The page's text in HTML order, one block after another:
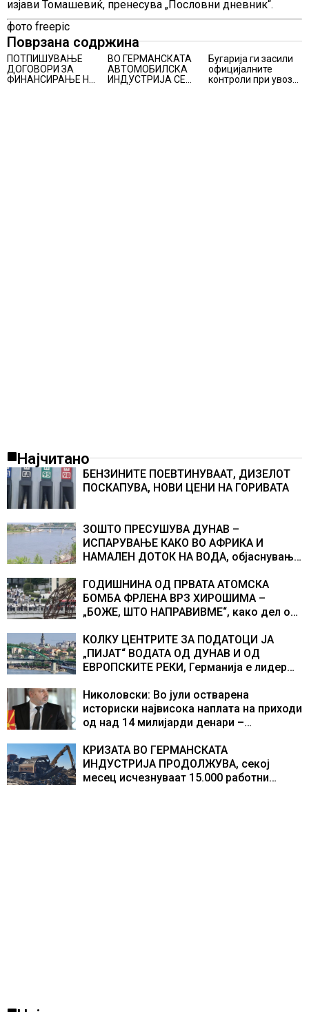
изјави Томашевиќ, пренесува „Пословни дневник“.
фото freepic
Поврзана содржина
ПОТПИШУВАЊЕ
ДОГОВОРИ ЗА
ФИНАНСИРАЊЕ НА
ВО ГЕРМАНСКАТА
АВТОМОБИЛСКА
ИНДУСТРИЈА СЕ
Бугарија ги засили
официјалните
контроли при увоз
Најчитано
БЕНЗИНИТЕ ПОЕВТИНУВААТ, ДИЗЕЛОТ
ПОСКАПУВА, НОВИ ЦЕНИ НА ГОРИВАТА
ЗОШТО ПРЕСУШУВА ДУНАВ –
ИСПАРУВАЊЕ КАКО ВО АФРИКА И
НАМАЛЕН ДОТОК НА ВОДА, објаснување
ГОДИШНИНА ОД ПРВАТА АТОМСКА
БОМБА ФРЛЕНА ВРЗ ХИРОШИМА –
„БОЖЕ, ШТО НАПРАВИВМЕ“, како дел од
учесниците во бомбардирањето го
доживуваа овој настан што го промени
текот на историјата
КОЛКУ ЦЕНТРИТЕ ЗА ПОДАТОЦИ ЈА
„ПИЈАТ“ ВОДАТА ОД ДУНАВ И ОД
ЕВРОПСКИТЕ РЕКИ, Германија е лидер
центри за податоци
Николовски: Во јули остварена
историски највисока наплата на приходи
од над 14 милијарди денари –
резултати
КРИЗАТА ВО ГЕРМАНСКАТА
ИНДУСТРИЈА ПРОДОЛЖУВА, секој
месец исчезнуваат 15.000 работни